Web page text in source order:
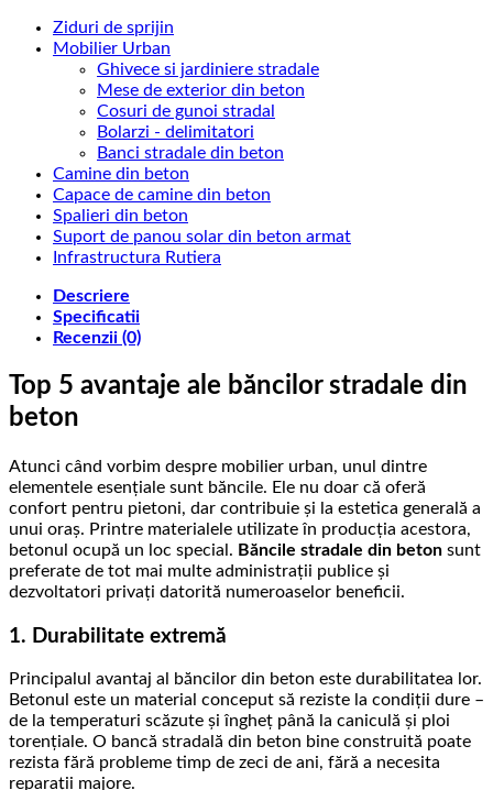
piatra
naturala,
Gabriel
cm
Ziduri de sprijin
Mobilier Urban
Ghivece si jardiniere stradale
Mese de exterior din beton
Cosuri de gunoi stradal
Bolarzi - delimitatori
Banci stradale din beton
Camine din beton
Capace de camine din beton
Spalieri din beton
Suport de panou solar din beton armat
Infrastructura Rutiera
Descriere
Specificatii
Recenzii (0)
Top 5 avantaje ale băncilor stradale din
beton
Atunci când vorbim despre mobilier urban, unul dintre
elementele esențiale sunt băncile. Ele nu doar că oferă
confort pentru pietoni, dar contribuie și la estetica generală a
unui oraș. Printre materialele utilizate în producția acestora,
betonul ocupă un loc special. Băncile stradale din beton sunt
preferate de tot mai multe administrații publice și
dezvoltatori privați datorită numeroaselor beneficii.
1. Durabilitate extremă
Principalul avantaj al băncilor din beton este durabilitatea lor.
Betonul este un material conceput să reziste la condiții dure –
de la temperaturi scăzute și îngheț până la caniculă și ploi
torențiale. O bancă stradală din beton bine construită poate
rezista fără probleme timp de zeci de ani, fără a necesita
reparații majore.